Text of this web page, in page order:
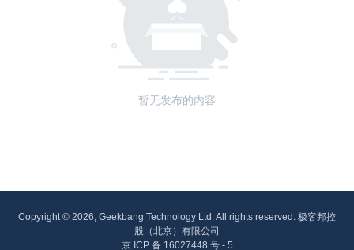
暂无发布的内容
Copyright © 2026, Geekbang Technology Ltd. All rights reserved. 极客邦控
股（北京）有限公司
京 ICP 备 16027448 号 - 5